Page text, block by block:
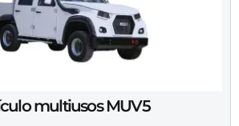
multiusos MUV5